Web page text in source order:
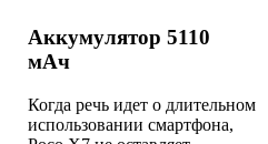
Аккумулятор 5110
мАч
Когда речь идет о длительном
использовании смартфона,